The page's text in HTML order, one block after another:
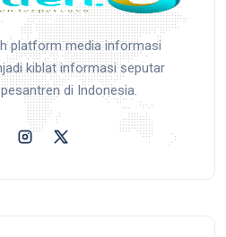
platform media informasi
kiblat informasi seputar
di Indonesia.